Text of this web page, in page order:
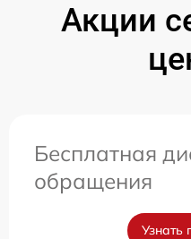
Акции
Бесплатная
обращения
Узнать